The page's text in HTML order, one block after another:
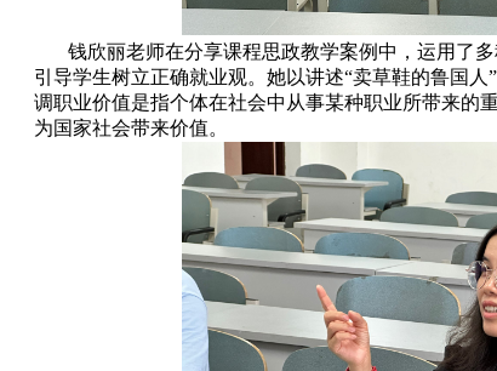
钱欣丽老师在分享课程思政教学案例中，运用了多
引导学生树立正确就业观。她以讲述“卖草鞋的鲁国
调职业价值是指个体在社会中从事某种职业所带来的
为国家社会带来价值。